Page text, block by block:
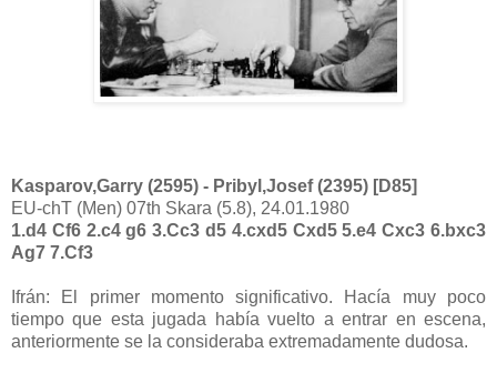
Kasparov,Garry (2595) - Pribyl,Josef (2395) [D85]
EU-chT (Men) 07th Skara (5.8), 24.01.1980
1.d4 Cf6 2.c4 g6 3.Cc3 d5 4.cxd5 Cxd5 5.e4 Cxc3 6.bxc3
Ag7 7.Cf3
Ifrán: El primer momento significativo. Hacía muy poco
tiempo que esta jugada había vuelto a entrar en escena,
anteriormente se la consideraba extremadamente dudosa.